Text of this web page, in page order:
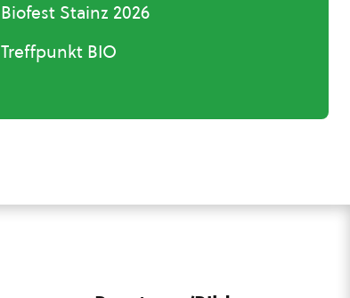
Biofest Stainz 2026
Treffpunkt BIO